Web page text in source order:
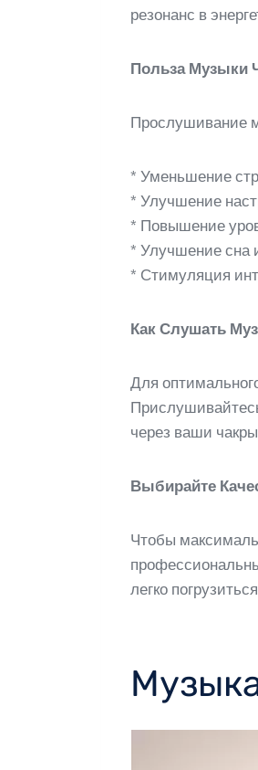
резонанс в
Польза Музыки
Прослушивание
* Уменьшение
* Улучшение
* Повышение
* Улучшение сна
* Стимуляция
Как Слушать
Для
через ваши
Выбирайте
Чтобы
легко